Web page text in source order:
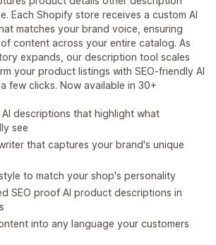
Each Shopify store receives a custom AI
matches your brand voice, ensuring
content across your entire catalog. As
expands, our description tool scales
your product listings with SEO-friendly AI
few clicks. Now available in 30+
AI descriptions that highlight what
see
that captures your brand's unique
to match your shop's personality
SEO proof AI product descriptions in
into any language your customers